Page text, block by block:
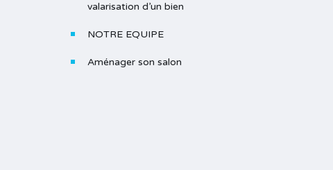
valarisation d’un bien
NOTRE EQUIPE
Aménager son salon